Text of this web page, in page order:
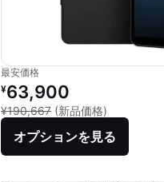
最安価格
リファービッシュ品の価格：
¥63,900
¥190,667 (新品価格)
オプションを見る